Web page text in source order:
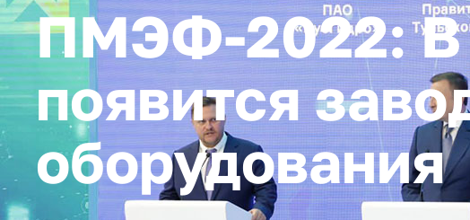
ПМЭФ-2022: В
появится
оборудования